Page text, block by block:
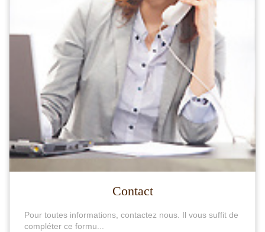
Contact
Pour toutes informations, contactez nous. Il vous suffit de
compléter ce formu...